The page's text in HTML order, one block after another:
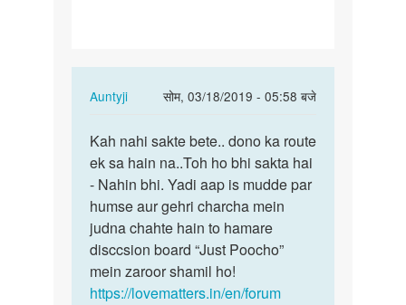
Auntyji
सोम, 03/18/2019 - 05:58 बजे
In
to
Herpes
hone
se
Kitna
percent…
by
Ajay
Kah
nahi
sakte
bete..
dono…
Kah nahi sakte bete.. dono ka route
ek sa hain na..Toh ho bhi sakta hai
- Nahin bhi. Yadi aap is mudde par
humse aur gehri charcha mein
judna chahte hain to hamare
disccsion board “Just Poocho”
mein zaroor shamil ho!
https://lovematters.in/en/forum